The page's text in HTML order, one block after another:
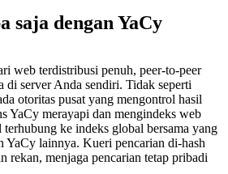
saja dengan YaCy
web terdistribusi penuh, peer-to-peer
di server Anda sendiri. Tidak seperti
otoritas pusat yang mengontrol hasil
YaCy merayapi dan mengindeks web
terhubung ke indeks global bersama yang
YaCy lainnya. Kueri pencarian di-hash
rekan, menjaga pencarian tetap pribadi